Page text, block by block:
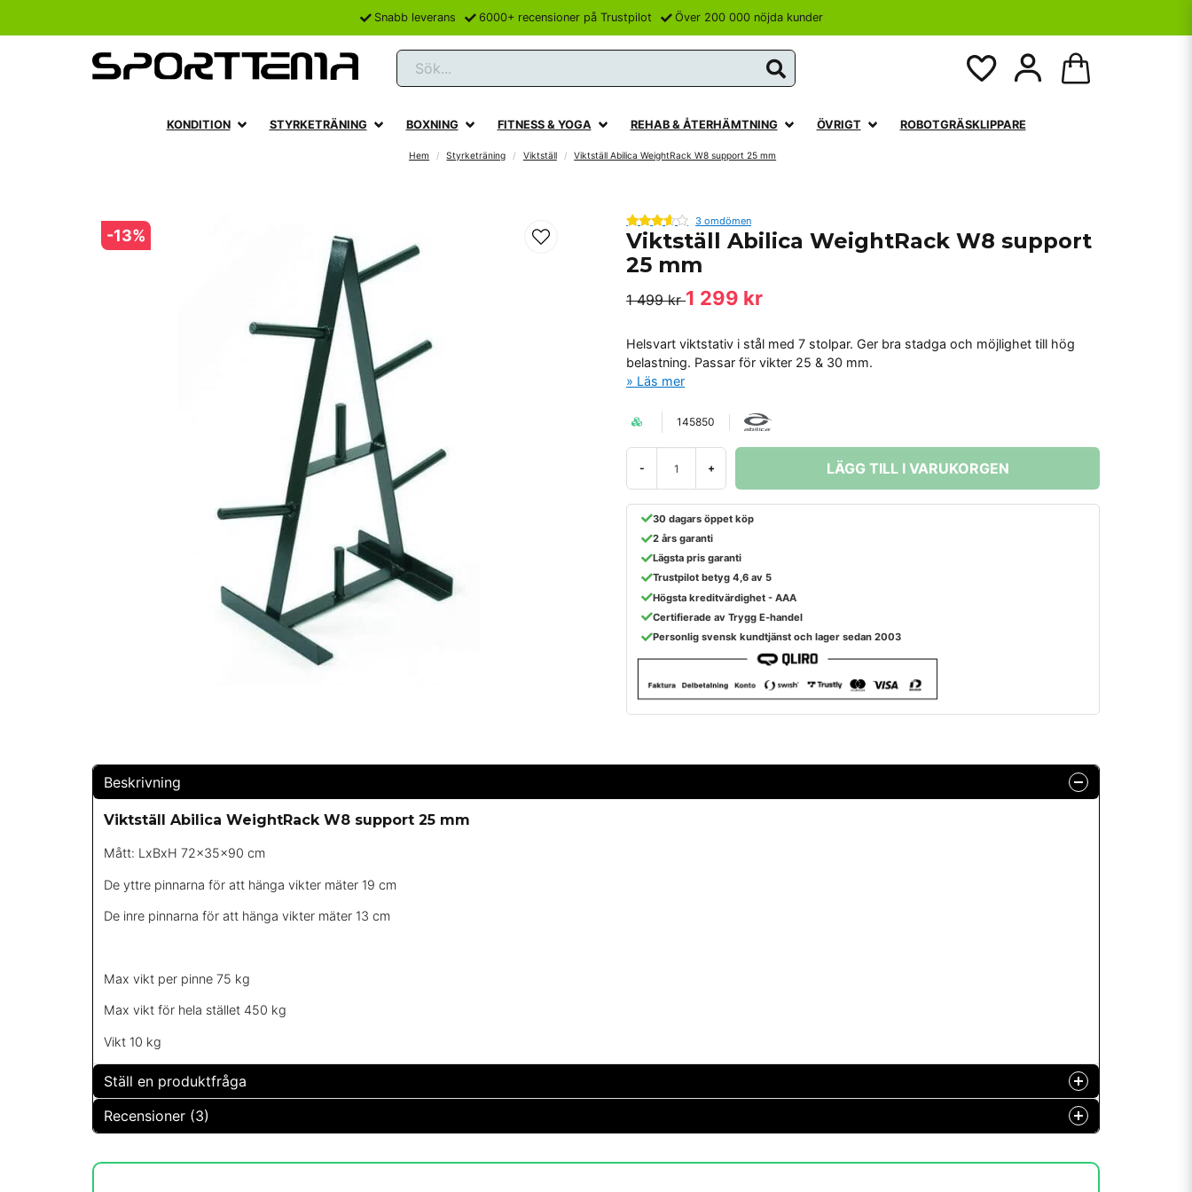
Snabb leverans 6000+ recensioner på Trustpilot Över 200 000 nöjda kunder
Sök...
KONDITION STYRKETRÄNING BOXNING FITNESS & YOGA REHAB & ÅTERHÄMTNING ÖVRIGT ROBOTGRÄSKLIPPARE
Hem Styrketräning Viktställ Viktställ Abilica WeightRack W8 support 25 mm
-13%
3 omdömen
Viktställ Abilica WeightRack W8 support
25 mm
1 499 kr1 299 kr
Helsvart viktstativ i stål med 7 stolpar. Ger bra stadga och möjlighet till hög
belastning. Passar för vikter 25 & 30 mm.
Läs mer
145850
- + LÄGG TILL I VARUKORGEN
30 dagars öppet köp
2 års garanti
Lägsta pris garanti
Trustpilot betyg 4,6 av 5
Högsta kreditvärdighet - AAA
Certifierade av Trygg E-handel
Personlig svensk kundtjänst och lager sedan 2003
Beskrivning
Viktställ Abilica WeightRack W8 support 25 mm
Mått: LxBxH 72x35x90 cm
De yttre pinnarna för att hänga vikter mäter 19 cm
De inre pinnarna för att hänga vikter mäter 13 cm
Max vikt per pinne 75 kg
Max vikt för hela stället 450 kg
Vikt 10 kg
Ställ en produktfråga
question
Fråga oss något om denna produkten...
Recensioner (3)
Daniel